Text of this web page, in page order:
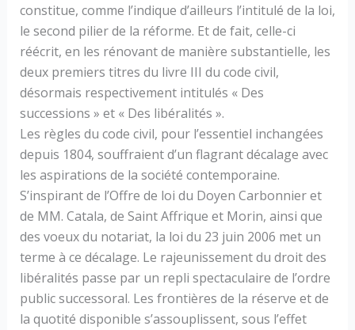
constitue, comme l’indique d’ailleurs l’intitulé de la loi,
le second pilier de la réforme. Et de fait, celle-ci
réécrit, en les rénovant de manière substantielle, les
deux premiers titres du livre III du code civil,
désormais respectivement intitulés « Des
successions » et « Des libéralités ».
Les règles du code civil, pour l’essentiel inchangées
depuis 1804, souffraient d’un flagrant décalage avec
les aspirations de la société contemporaine.
S’inspirant de l’Offre de loi du Doyen Carbonnier et
de MM. Catala, de Saint Affrique et Morin, ainsi que
des voeux du notariat, la loi du 23 juin 2006 met un
terme à ce décalage. Le rajeunissement du droit des
libéralités passe par un repli spectaculaire de l’ordre
public successoral. Les frontières de la réserve et de
la quotité disponible s’assouplissent, sous l’effet